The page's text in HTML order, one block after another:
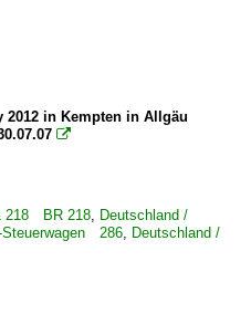
2012 in Kempten in Allgäu

218 BR 218, Deutschland /
Steuerwagen 286, Deutschland /